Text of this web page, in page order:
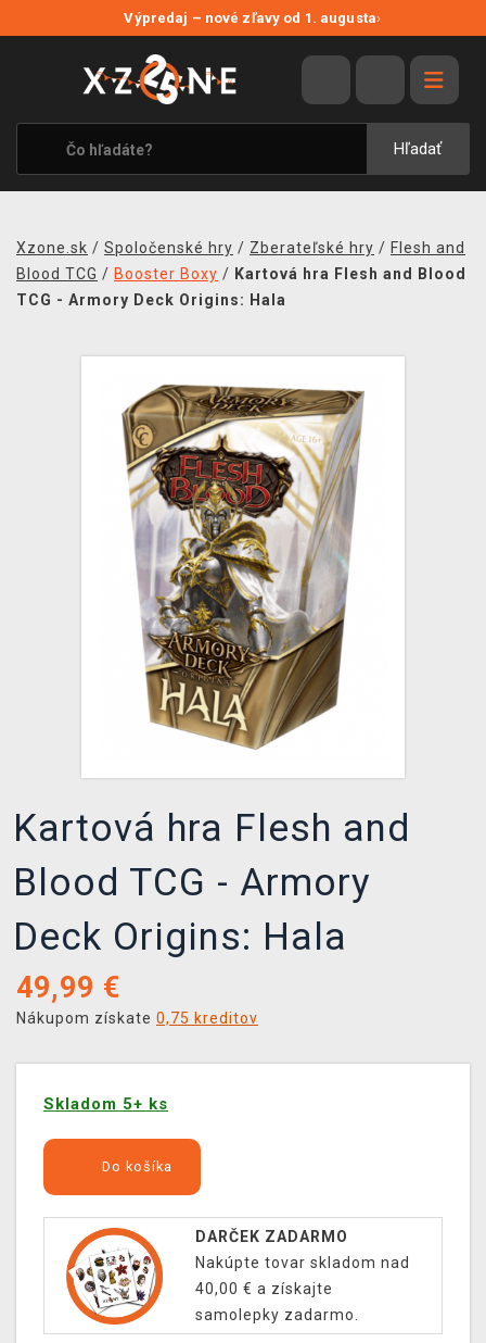
Výpredaj – nové zľavy od 1. augusta›
Hľadať
VÝPREDAJ
VIDEOHRY
XZONE ORIGINALS
TEMATIKY
MERCHANDISE
XZONE KLUB
Xzone.sk / Spoločenské hry / Zberateľské hry / Flesh and
Blood TCG / Booster Boxy / Kartová hra Flesh and Blood
TCG - Armory Deck Origins: Hala
Kartová hra Flesh and
Blood TCG - Armory
Deck Origins: Hala
49,99 €
Nákupom získate 0,75 kreditov
Skladom 5+ ks
Do košíka
DARČEK ZADARMO
Nakúpte tovar skladom nad
40,00 € a získajte
samolepky zadarmo.